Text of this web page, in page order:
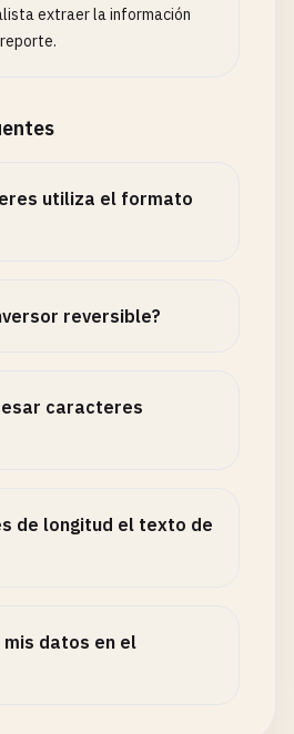
extraer la información
utiliza el formato
reversible?
caracteres
de longitud el texto de
mis datos en el